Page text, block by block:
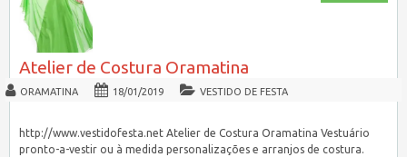
Atelier de Costura Oramatina
ORAMATINA 18/01/2019 VESTIDO DE FESTA
http://www.vestidofesta.net Atelier de Costura Oramatina Vestuário
pronto-a-vestir ou à medida personalizações e arranjos de costura.